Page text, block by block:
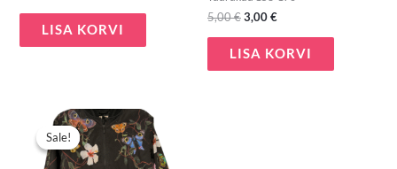
LISA KORVI
5,00€3,00€
LISA KORVI
Sale!
Sale!
Algne
hind
oli:
20,00 €.
Praegune
hind
on:
15,00 €.